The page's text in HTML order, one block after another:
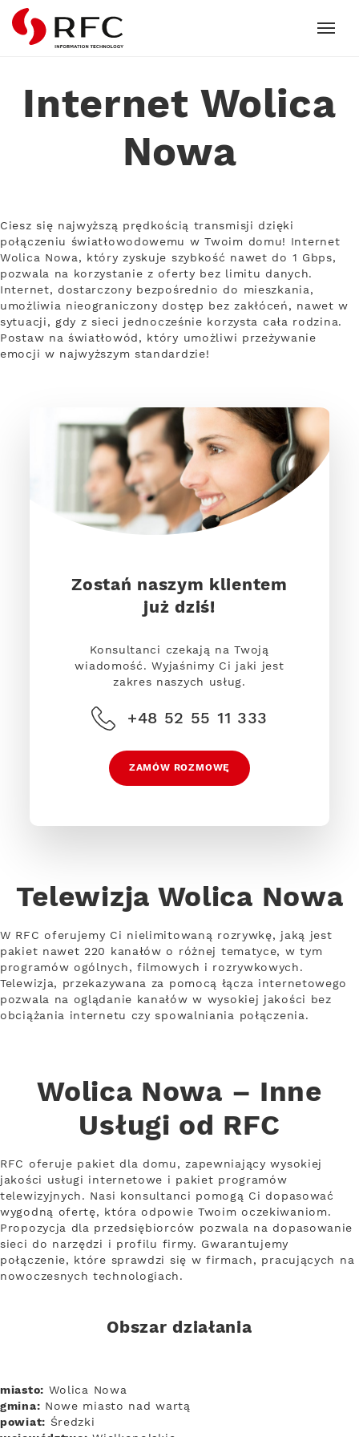
RFC
Internet Wolica
Nowa
Ciesz się najwyższą prędkością transmisji dzięki
połączeniu światłowodowemu w Twoim domu! Internet
Wolica Nowa, który zyskuje szybkość nawet do 1 Gbps,
pozwala na korzystanie z oferty bez limitu danych.
Internet, dostarczony bezpośrednio do mieszkania,
umożliwia nieograniczony dostęp bez zakłóceń, nawet w
sytuacji, gdy z sieci jednocześnie korzysta cała rodzina.
Postaw na światłowód, który umożliwi przeżywanie
emocji w najwyższym standardzie!
Zostań naszym klientem
już dziś!
Konsultanci czekają na Twoją
wiadomość. Wyjaśnimy Ci jaki jest
zakres naszych usług.
+48 52 55 11 333
ZAMÓW ROZMOWĘ
Telewizja Wolica Nowa
W RFC oferujemy Ci nielimitowaną rozrywkę, jaką jest
pakiet nawet 220 kanałów o różnej tematyce, w tym
programów ogólnych, filmowych i rozrywkowych.
Telewizja, przekazywana za pomocą łącza internetowego
pozwala na oglądanie kanałów w wysokiej jakości bez
obciążania internetu czy spowalniania połączenia.
Wolica Nowa – Inne
Usługi od RFC
RFC oferuje pakiet dla domu, zapewniający wysokiej
jakości usługi internetowe i pakiet programów
telewizyjnych. Nasi konsultanci pomogą Ci dopasować
wygodną ofertę, która odpowie Twoim oczekiwaniom.
Propozycja dla przedsiębiorców pozwala na dopasowanie
sieci do narzędzi i profilu firmy. Gwarantujemy
połączenie, które sprawdzi się w firmach, pracujących na
nowoczesnych technologiach.
Obszar działania
miasto: Wolica Nowa
gmina: Nowe miasto nad wartą
powiat: Średzki